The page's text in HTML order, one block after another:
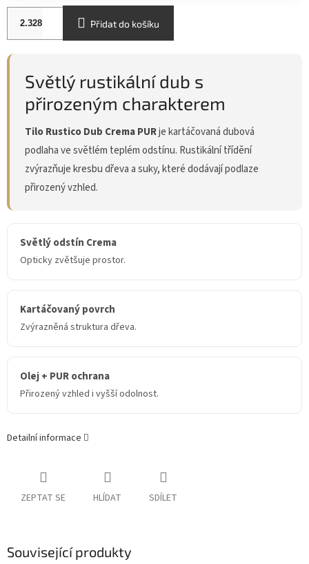
Přidat do košíku
Světlý rustikální dub s
přirozeným charakterem
Tilo Rustico Dub Crema PURje kartáčovaná dubová
podlaha ve světlém teplém odstínu. Rustikální třídění
zvýrazňuje kresbu dřeva a suky, které dodávají podlaze
přirozený vzhled.
Světlý odstín Crema
Opticky zvětšuje prostor.
Kartáčovaný povrch
Zvýrazněná struktura dřeva.
Olej + PUR ochrana
Přirozený vzhled i vyšší odolnost.
Detailní informace
ZEPTAT SE HLÍDAT SDÍLET
Související produkty